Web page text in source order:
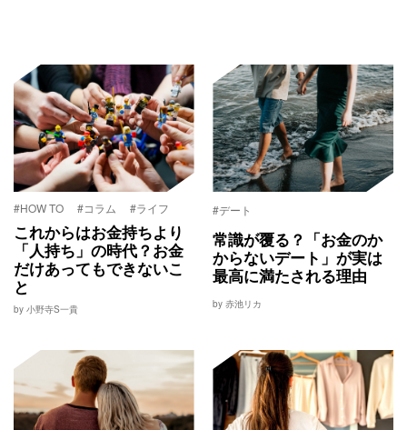
#HOW TO #コラム #ライフ
これからはお金持ちより
「人持ち」の時代？お金
だけあってもできないこ
と
by 小野寺S一貴
#デート
常識が覆る？「お金のか
からないデート」が実は
最高に満たされる理由
by 赤池リカ